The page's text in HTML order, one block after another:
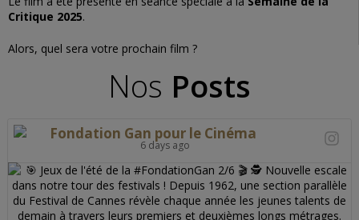
Critique 2025.
Alors, quel sera votre prochain film ?
Nos Posts
Fondation Gan pour le Cinéma
6 days ago